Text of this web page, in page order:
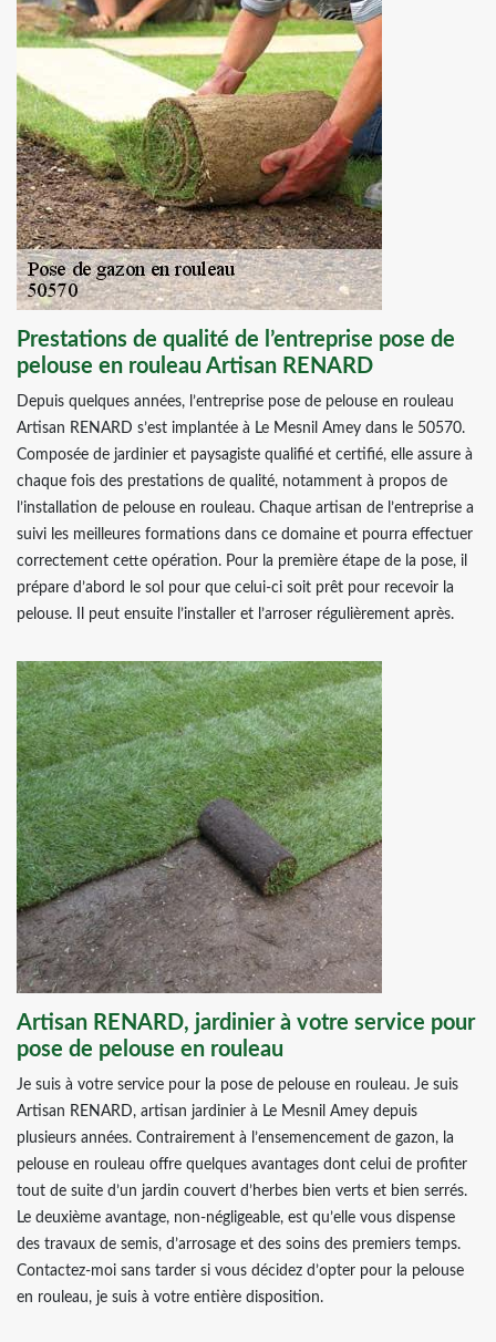
Prestations de qualité de l’entreprise pose de
pelouse en rouleau Artisan RENARD
Depuis quelques années, l’entreprise pose de pelouse en rouleau
Artisan RENARD s’est implantée à Le Mesnil Amey dans le 50570.
Composée de jardinier et paysagiste qualifié et certifié, elle assure à
chaque fois des prestations de qualité, notamment à propos de
l’installation de pelouse en rouleau. Chaque artisan de l’entreprise a
suivi les meilleures formations dans ce domaine et pourra effectuer
correctement cette opération. Pour la première étape de la pose, il
prépare d’abord le sol pour que celui-ci soit prêt pour recevoir la
pelouse. Il peut ensuite l’installer et l’arroser régulièrement après.
Artisan RENARD, jardinier à votre service pour
pose de pelouse en rouleau
Je suis à votre service pour la pose de pelouse en rouleau. Je suis
Artisan RENARD, artisan jardinier à Le Mesnil Amey depuis
plusieurs années. Contrairement à l’ensemencement de gazon, la
pelouse en rouleau offre quelques avantages dont celui de profiter
tout de suite d’un jardin couvert d’herbes bien verts et bien serrés.
Le deuxième avantage, non-négligeable, est qu’elle vous dispense
des travaux de semis, d’arrosage et des soins des premiers temps.
Contactez-moi sans tarder si vous décidez d’opter pour la pelouse
en rouleau, je suis à votre entière disposition.